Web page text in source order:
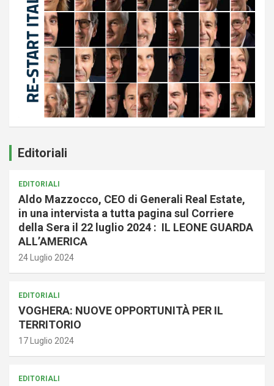
Editoriali
EDITORIALI
Aldo Mazzocco, CEO di Generali Real Estate,
in una intervista a tutta pagina sul Corriere
della Sera il 22 luglio 2024 : IL LEONE GUARDA
ALL’AMERICA
24 Luglio 2024
EDITORIALI
VOGHERA: NUOVE OPPORTUNITÀ PER IL
TERRITORIO
17 Luglio 2024
EDITORIALI